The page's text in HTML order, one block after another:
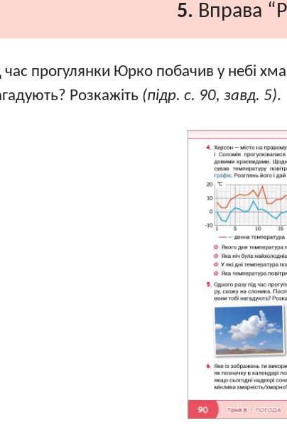
5. Вправа
час прогулянки Юрко побачив у небі
Розкажіть (підр. с. 90, завд. 5).